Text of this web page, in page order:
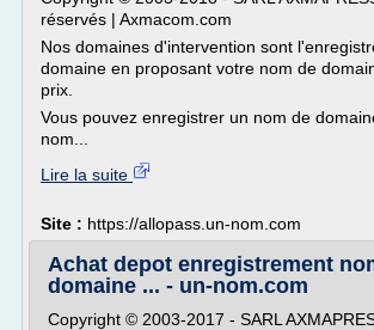
réservés | Axmacom.com
Nos domaines d'intervention sont
domaine en proposant votre nom de
prix.
Vous pouvez enregistrer un nom de
nom...
Lire la suite
Site : https://allopass.un-nom.com
Achat depot enregistrement
domaine ... - un-nom.com
Copyright © 2003-2017 - SARL